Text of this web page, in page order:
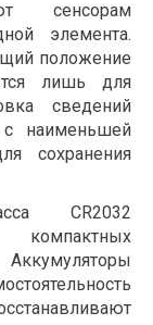
сенсорам
элемента.
положение
лишь для
сведений
с наименьшей
сохранения
CR2032
компактных